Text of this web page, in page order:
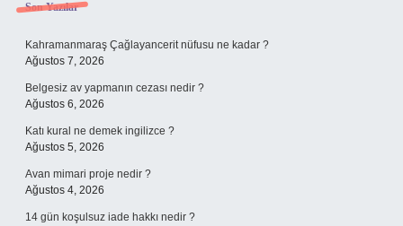
Sidebar
Son Yazılar
Kahramanmaraş Çağlayancerit nüfusu ne kadar ?
Ağustos 7, 2026
Belgesiz av yapmanın cezası nedir ?
Ağustos 6, 2026
Katı kural ne demek ingilizce ?
Ağustos 5, 2026
Avan mimari proje nedir ?
Ağustos 4, 2026
14 gün koşulsuz iade hakkı nedir ?